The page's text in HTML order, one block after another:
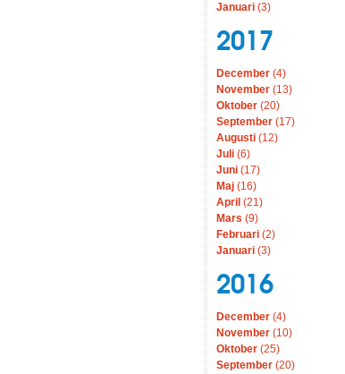
Januari (3)
2017
December (4)
November (13)
Oktober (20)
September (17)
Augusti (12)
Juli (6)
Juni (17)
Maj (16)
April (21)
Mars (9)
Februari (2)
Januari (3)
2016
December (4)
November (10)
Oktober (25)
September (20)